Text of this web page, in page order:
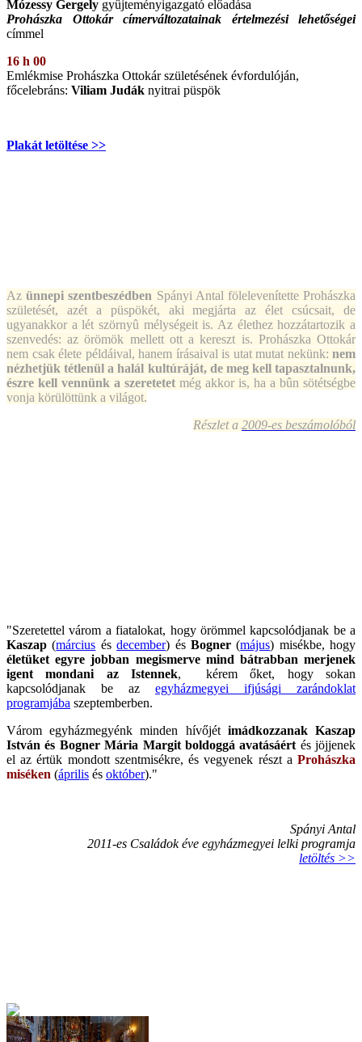
Mózessy Gergely gyûjteményigazgató előadása
Prohászka Ottokár címerváltozatainak értelmezési lehetőségei
címmel
16 h 00
Emlékmise Prohászka Ottokár születésének évfordulóján,
főcelebráns: Viliam Judák nyitrai püspök
Plakát letöltése >>
Azünnepi szentbeszédben Spányi Antal fölelevenítette Prohászka
születését, azét a püspökét, aki megjárta az élet csúcsait, de
ugyanakkor a lét szörnyû mélységeit is. Az élethez hozzátartozik a
szenvedés: az örömök mellett ott a kereszt is. Prohászka Ottokár
nem csak élete példáival, hanem írásaival is utat mutat nekünk: nem
nézhetjük tétlenül a halál kultúráját, de meg kell tapasztalnunk,
észre kell vennünk a szeretetet még akkor is, ha a bûn sötétségbe
vonja körülöttünk a világot.
Részlet a 2009-es beszámolóból
"Szeretettel várom a fiatalokat, hogy örömmel kapcsolódjanak be a
Kaszap (március ésdecember) és Bogner (május) misékbe, hogy
életüket egyre jobban megismerve mind bátrabban merjenek
igent mondani az Istennek, kérem őket, hogy sokan
kapcsolódjanak be az egyházmegyei ifjúsági zarándoklat
programjába szeptemberben.
Várom egyházmegyénk minden hívőjét imádkozzanak Kaszap
István és Bogner Mária Margit boldoggá avatásáért és jöjjenek
el az értük mondott szentmisékre, és vegyenek részt a Prohászka
miséken (április és október)."
Spányi Antal
2011-es Családok éve egyházmegyei lelki programja
letöltés >>